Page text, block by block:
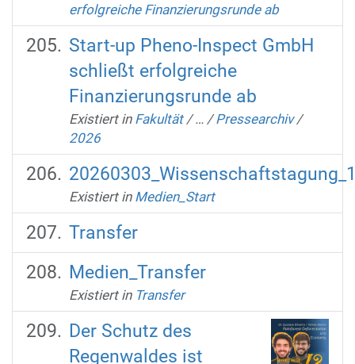
erfolgreiche Finanzierungsrunde ab
Start-up Pheno-Inspect GmbH
schließt erfolgreiche
Finanzierungsrunde ab
Existiert in Fakultät /… /Pressearchiv /
2026
Existiert in Medien_Start
Transfer
Medien_Transfer
Existiert in Transfer
Der Schutz des
Regenwaldes ist